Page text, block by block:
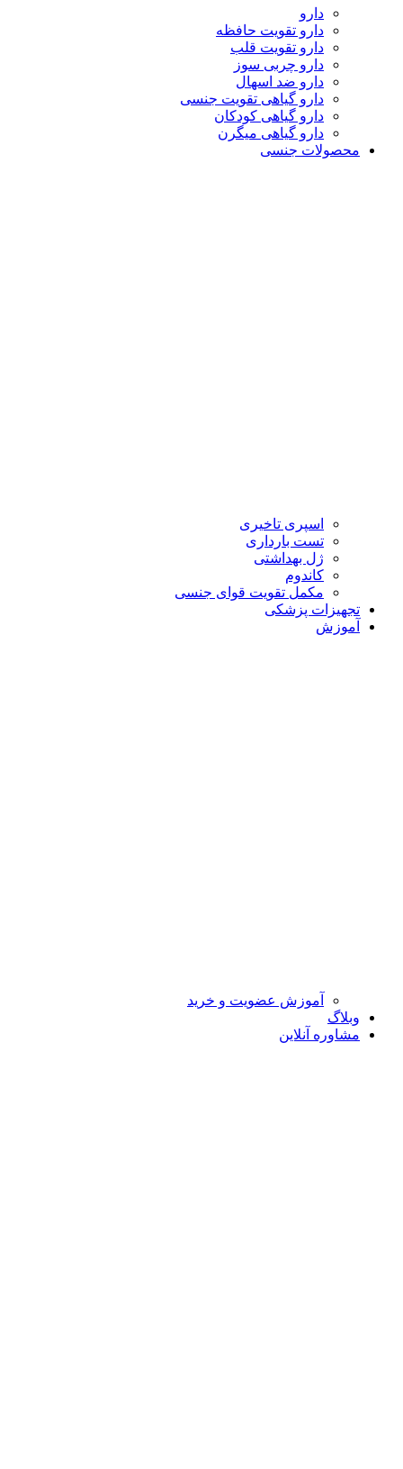
دارو
دارو تقویت حافظه
دارو تقویت قلب
دارو چربی سوز
دارو ضد اسهال
دارو گیاهی تقویت جنسی
دارو گیاهی کودکان
دارو گیاهی میگرن
محصولات جنسی
اسپری تاخیری
تست بارداری
ژل بهداشتی
کاندوم
مکمل تقویت قوای جنسی
تجهیزات پزشکی
آموزش
آموزش عضویت و خرید
وبلاگ
مشاوره آنلاین